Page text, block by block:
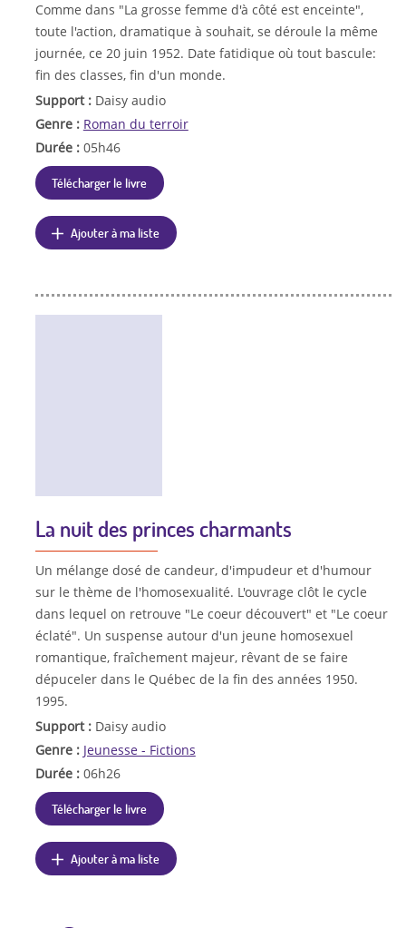
Comme dans "La grosse femme d'à côté est enceinte",
toute l'action, dramatique à souhait, se déroule la même
journée, ce 20 juin 1952. Date fatidique où tout bascule:
fin des classes, fin d'un monde.
Support : Daisy audio
Genre : Roman du terroir
Durée : 05h46
Télécharger le livre
Ajouter à ma liste
La nuit des princes charmants
Un mélange dosé de candeur, d'impudeur et d'humour
sur le thème de l'homosexualité. L'ouvrage clôt le cycle
dans lequel on retrouve "Le coeur découvert" et "Le coeur
éclaté". Un suspense autour d'un jeune homosexuel
romantique, fraîchement majeur, rêvant de se faire
dépuceler dans le Québec de la fin des années 1950.
1995.
Support : Daisy audio
Genre : Jeunesse - Fictions
Durée : 06h26
Télécharger le livre
Ajouter à ma liste